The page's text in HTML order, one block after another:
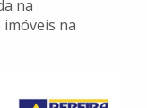
na
na